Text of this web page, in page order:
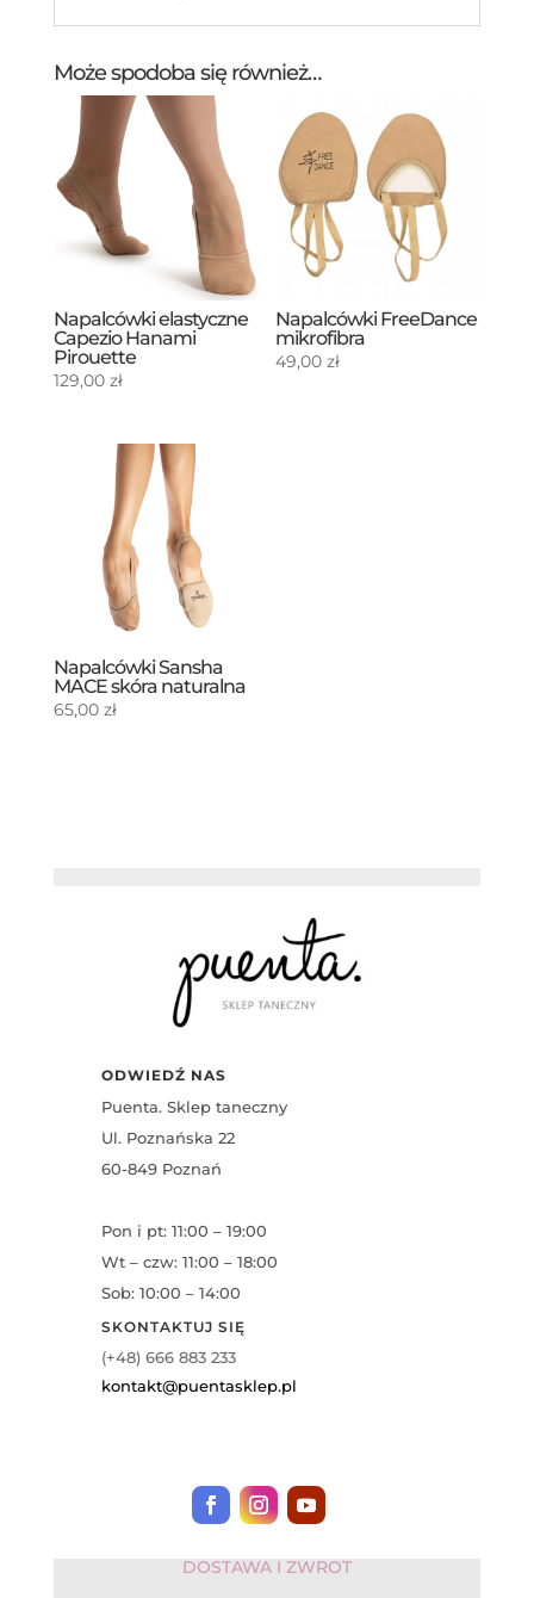
Może spodoba się również…
Napalcówki elastyczne
Capezio Hanami
Pirouette
129,00 zł
Napalcówki FreeDance
mikrofibra
49,00zł
Napalcówki Sansha
MACE skóra naturalna
65,00 zł
ODWIEDŹ NAS
Puenta. Sklep taneczny
Ul. Poznańska 22
60-849 Poznań
Pon i pt: 11:00 – 19:00
Wt – czw: 11:00 – 18:00
Sob: 10:00 – 14:00
SKONTAKTUJ SIĘ
(+48) 666 883 233
kontakt@puentasklep.pl
DOSTAWA I ZWROT